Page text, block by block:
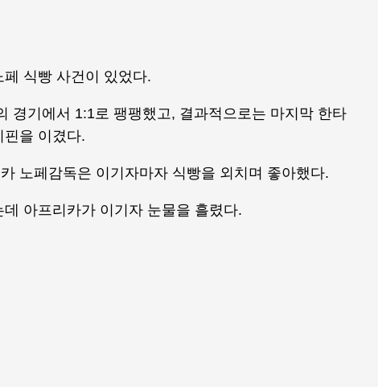
식빵 사건이 있었다.
경기에서 1:1로 팽팽했고, 결과적으로는 마지막 한타
핀을 이겼다.
노페감독은 이기자마자 식빵을 외치며 좋아했다.
아프리카가 이기자 눈물을 흘렸다.